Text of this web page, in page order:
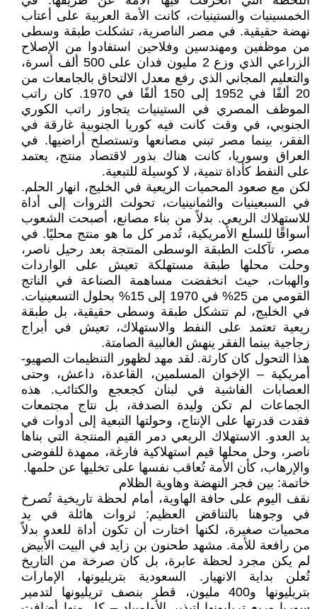
الخمسينيات والستينيات، كانت الأمة العربية على أعتاب
نهضة حقيقية. في مصر الناصرية، تشكلت طبقة وسطى
من موظفين ومهندسين وفلاحين استفادوا من الإصلاح
الزراعي الذي وزع 2 مليون فدان على 500 ألف أسرة،
والتعليم المجاني الذي رفع معدل الالتحاق بالجامعات من
20 ألفًا في 1952 إلى 150 ألفًا في 1970. كان راتب
الموظف المصري في الستينيات يتجاوز راتب الكوري
الجنوبي، في وقت كانت فيه كوريا الجنوبية غارقة في
الفقر، بينما مصر تبني مصانعها وتستصلح أراضيها. في
العراق وسوريا، كانت هناك بذور لاقتصاد منتج، يعتمد
على النفط كأداة تنمية، لا كوسيلة للتبعية.
لكن مع صعود المحميات الريعية في الخليج، انهار الحلم.
في السبعينيات والثمانينيات، تحولت الثروات إلى أداة
للاستهلاك الريعي. بدلاً من بناء مصانع، أصبحت الشعوب
أسواقًا للسلع الأمريكية، تُدمر كل ما هو منتج محليًا. في
مصر، تآكلت الطبقة الوسطى المنتجة بعد رحيل ناصر،
وحلت محلها طبقة مستهلكة تعيش على الواردات
والهبات، حيث انخفضت مساهمة الصناعة في الناتج
القومي من 25% في 1970 إلى 15% بحلول التسعينيات.
في الخليج، لم تتشكل طبقة وسطى حقيقية، بل طبقة
ريعية تعتمد على النفط والاستهلاك، تعيش في أبراج
زجاجية بينما الفقر ينهش الغالبية الصامتة.
هذا التحول كان كارثة. لقد مهد لظهور التنظيمات الصهيو-
أمريكية – الإخوان المسلمين، القاعدة، داعش، وحتى
العصابات الفاشية في لبنان كجعجع والكتائب. هذه
الجماعات لم تكن وليدة الصدفة، بل نتاج مجتمعات
فقدت قدرتها على الإنتاج، وحولتها التبعية إلى أدوات في
يد العدو. الاستهلاك الريعي دمر القيم المنتجة التي بناها
ناصر، وحل محلها قيم استهلاكية فارغة، ممهدة للفوضى
والإرهاب، كأن الأمة تُعاقب نفسها على تخليها عن حلمها.
خاتمة: بين فجر النهضة وهاوية الظلام
نقف اليوم على حافة الهاوية، أمام لحظة تاريخية تُصرخ
في وجوهنا بالتناقض العظيم: ثروات هائلة في يد
محميات صغيرة، لكنها اختارت أن تكون أداة للعدو بدلاً
من رافعة للأمة. مشهد طحنون بن زايد في البيت الأبيض
لم يكن مجرد لحظة عابرة، بل كان صرخة من التاريخ
تُعلن بداية الانهيار. السعودية بتريليونها، الإمارات
بتريليونها و400 مليون، قطر بنصف تريليونها لتدمير